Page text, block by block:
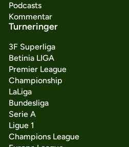
Podcasts
Kommentar
Turneringer
3F Superliga
Betinia LIGA
Premier League
Championship
LaLiga
Bundesliga
Serie A
Ligue 1
Champions League